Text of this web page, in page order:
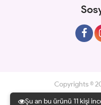
Şu an bu ürünü 11 kişi
Copyrights ©